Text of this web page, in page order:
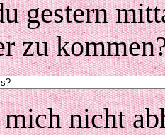
gestern
zu
nicht